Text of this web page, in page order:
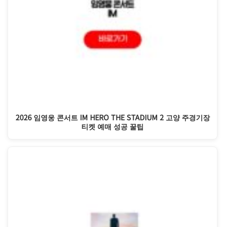
2026 임영웅 콘서트 IM HERO THE STADIUM 2 고양 주경기장
티켓 예매 성공 꿀팁